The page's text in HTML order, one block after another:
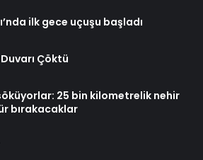
ilk gece uçuşu başladı
Çöktü
25 bin kilometrelik nehir
bırakacaklar